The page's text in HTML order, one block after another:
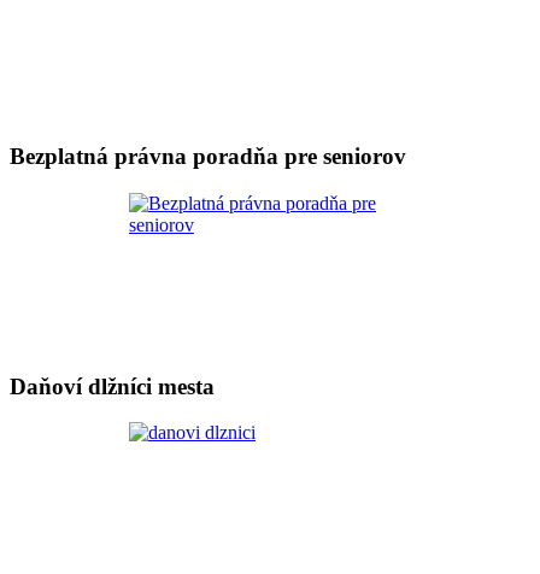
Bezplatná právna poradňa pre seniorov
Daňoví dlžníci mesta